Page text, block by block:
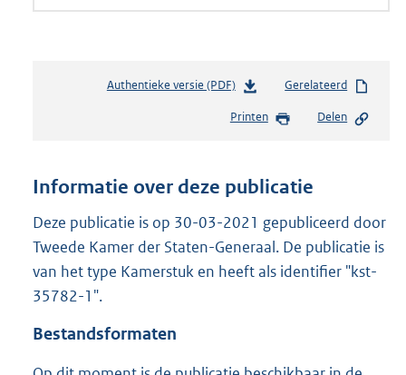
Authentieke versie (PDF)b
s
n
s
r
o
:
Gerelateerd
Printen Delen
Informatie over deze publicatie
Deze publicatie is op 30-03-2021 gepubliceerd door
Tweede Kamer der Staten-Generaal. De publicatie is
van het type Kamerstuk en heeft als identifier "kst-
35782-1".
Bestandsformaten